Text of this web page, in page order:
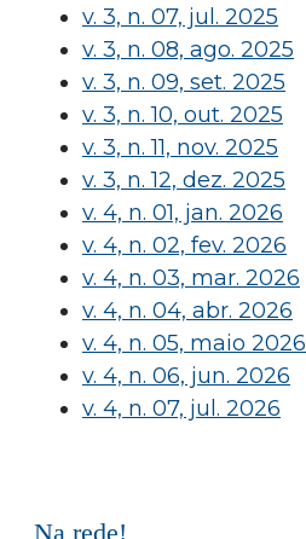
v. 3, n. 07, jul. 2025
v. 3, n. 08, ago. 2025
v. 3, n. 09, set. 2025
v. 3, n. 10, out. 2025
v. 3, n. 11, nov. 2025
v. 3, n. 12, dez. 2025
v. 4, n. 01, jan. 2026
v. 4, n. 02, fev. 2026
v. 4, n. 03, mar. 2026
v. 4, n. 04, abr. 2026
v. 4, n. 05, maio 2026
v. 4, n. 06, jun. 2026
v. 4, n. 07, jul. 2026
Na rede!